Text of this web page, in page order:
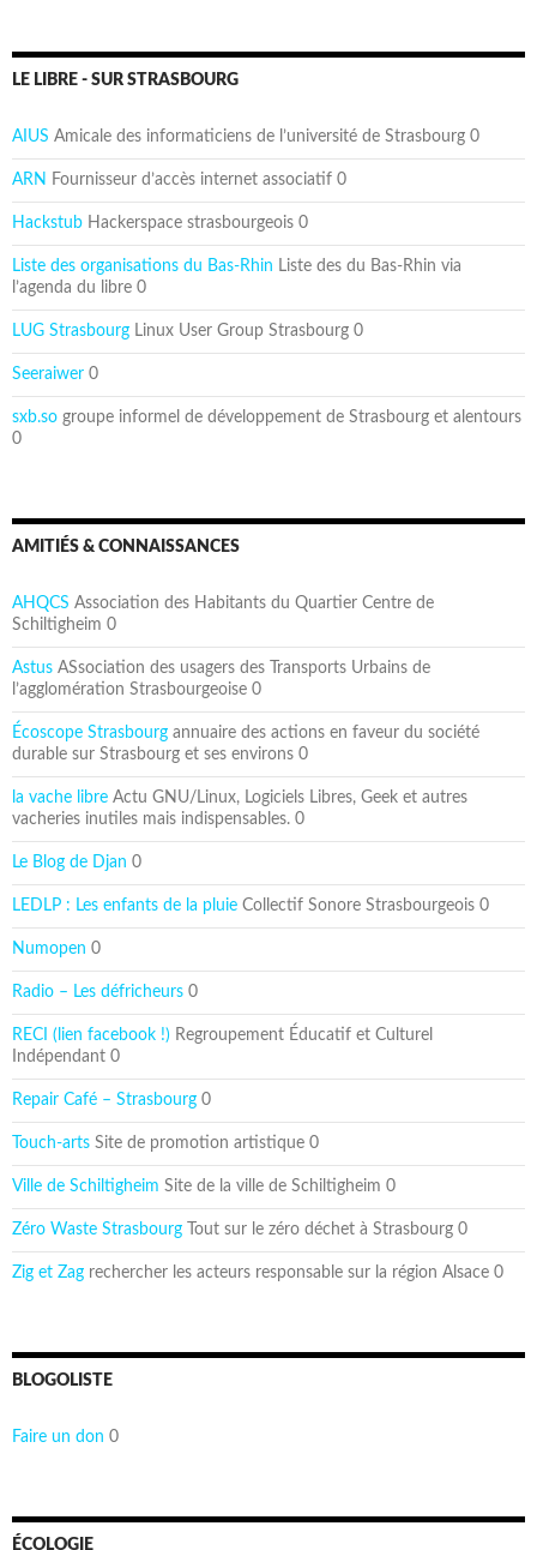
LE LIBRE - SUR STRASBOURG
AIUS Amicale des informaticiens de l’université de Strasbourg 0
ARN Fournisseur d’accès internet associatif 0
Hackstub Hackerspace strasbourgeois 0
Liste des organisations du Bas-Rhin Liste des du Bas-Rhin via
l’agenda du libre 0
LUG Strasbourg Linux User Group Strasbourg 0
Seeraiwer 0
sxb.so groupe informel de développement de Strasbourg et alentours
0
AMITIÉS & CONNAISSANCES
AHQCS Association des Habitants du Quartier Centre de
Schiltigheim 0
Astus ASsociation des usagers des Transports Urbains de
l’agglomération Strasbourgeoise 0
Écoscope Strasbourg annuaire des actions en faveur du société
durable sur Strasbourg et ses environs 0
la vache libre Actu GNU/Linux, Logiciels Libres, Geek et autres
vacheries inutiles mais indispensables. 0
Le Blog de Djan 0
LEDLP : Les enfants de la pluie Collectif Sonore Strasbourgeois 0
Numopen 0
Radio – Les défricheurs 0
RECI (lien facebook !) Regroupement Éducatif et Culturel
Indépendant 0
Repair Café – Strasbourg 0
Touch-arts Site de promotion artistique 0
Ville de Schiltigheim Site de la ville de Schiltigheim 0
Zéro Waste Strasbourg Tout sur le zéro déchet à Strasbourg 0
Zig et Zag rechercher les acteurs responsable sur la région Alsace 0
BLOGOLISTE
Faire un don 0
ÉCOLOGIE